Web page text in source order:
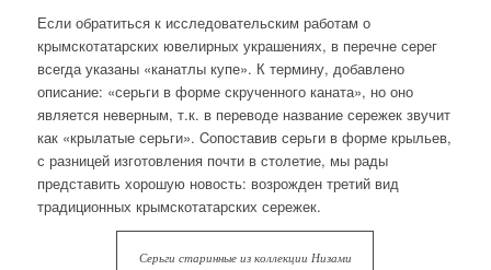
Если обратиться к исследовательским работам о
крымскотатарских ювелирных украшениях, в перечне серег
всегда указаны «канатлы купе». К термину, добавлено
описание: «серьги в форме скрученного каната», но оно
является неверным, т.к. в переводе название сережек звучит
как «крылатые серьги». Cопоставив серьги в форме крыльев,
с разницей изготовления почти в столетие, мы рады
представить хорошую новость: возрожден третий вид
традиционных крымскотатарских сережек.
Серьги старинные из коллекции Низами